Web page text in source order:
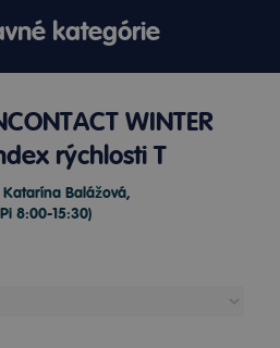
kategórie
WINTER
rýchlosti T
Balážová,
8:00-15:30)